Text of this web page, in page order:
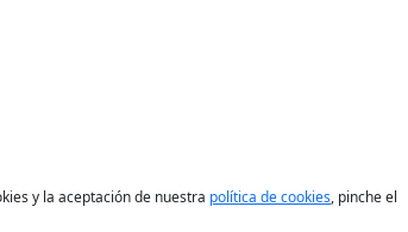
y la aceptación de nuestra política de cookies, pinche el